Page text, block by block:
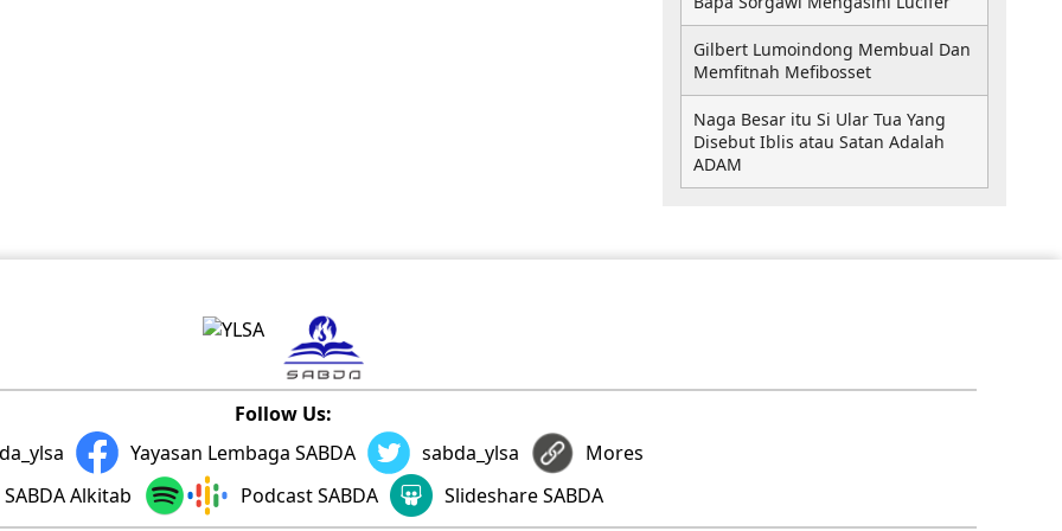
Gilbert Lumoindong Membual Dan
Memfitnah Mefibosset
Naga Besar itu Si Ular Tua Yang
Disebut Iblis atau Satan Adalah
ADAM
Follow Us:
Yayasan Lembaga SABDA sabda_ylsa
Mores
SABDA Alkitab
Podcast SABDA Slideshare SABDA